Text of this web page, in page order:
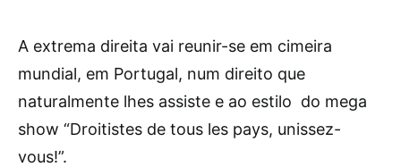
A extrema direita vai reunir-se em cimeira
mundial, em Portugal, num direito que
naturalmente lhes assiste e ao estilo do mega
show “Droitistes de tous les pays, unissez-
vous!”.